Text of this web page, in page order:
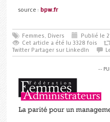
source : bpw.fr
Femmes, Divers
Publié le
Cet article a été lu 3328 fois
Twitter Partager sur LinkedIn
--